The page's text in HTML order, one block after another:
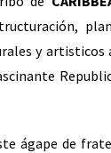
y
ágape de